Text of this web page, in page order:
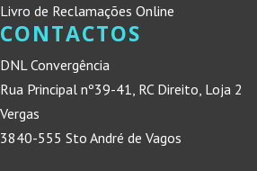
Livro de Reclamações Online
CONTACTOS
DNL Convergência
Rua Principal nº39-41, RC Direito, Loja 2
Vergas
3840-555 Sto André de Vagos